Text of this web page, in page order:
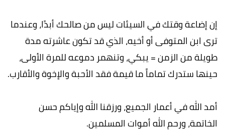
إن إضاعة وقتك في السيئات ليس من صالحك أبدًا، وعندما
ترى ابن المتوفى أو أخيه، الذي قد تكون عاشرته مدة
طويلة من الزمن = يبكي، وتنهمر دموعه للمرة الأولى،
حينها ستدرك تماماً ما قيمة فقد الأحبة والإخوة والأقارب.
أمد الله في أعمار الجميع، ورزقنا الله وإياكم حسن
الخاتمة، ورحم الله أموات المسلمين.